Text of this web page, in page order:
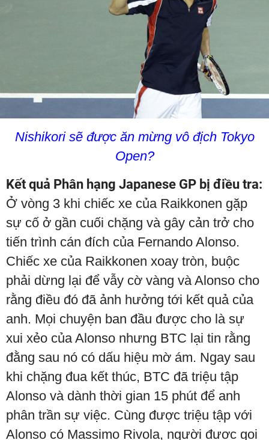
Nishikori sẽ được ăn mừng vô địch Tokyo
Open?
Kết quả Phân hạng Japanese GP bị điều tra:
Ở vòng 3 khi chiếc xe của Raikkonen gặp
sự cố ở gần cuối chặng và gây cản trở cho
tiến trình cán đích của Fernando Alonso.
Chiếc xe của Raikkonen xoay tròn, buộc
phải dừng lại để vẫy cờ vàng và Alonso cho
rằng điều đó đã ảnh hưởng tới kết quả của
anh. Mọi chuyện ban đầu được cho là sự
xui xẻo của Alonso nhưng BTC lại tin rằng
đằng sau nó có dấu hiệu mờ ám. Ngay sau
khi chặng đua kết thúc, BTC đã triệu tập
Alonso và dành thời gian 15 phút để anh
phân trần sự việc. Cùng được triệu tập với
Alonso có Massimo Rivola, người được gọi